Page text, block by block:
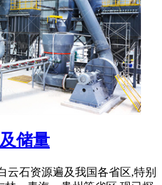
储量
云石资源遍及我国各省区,特别